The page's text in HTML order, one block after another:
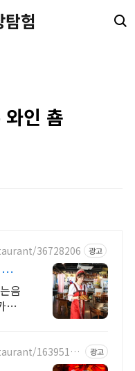
험
인 춈
36728206 광고
별
음
는
16395160
광고